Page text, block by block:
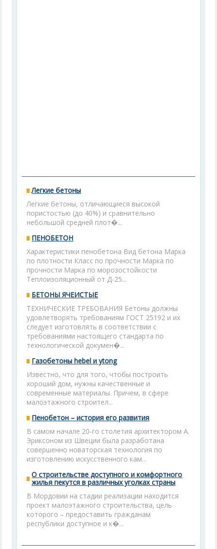
Легкие бетоны
Легкие бетоны, отличающиеся высокой
пористостью (до 40%) и сравнительно
небольшой средней плот�...
ПЕНОБЕТОН
Характеристики пенобетона Вид бетона Марка
по плотности Класс по прочности Марка по
прочности Марка по морозостойкости
Теплоизоляционный от Д-25...
БЕТОНЫ ЯЧЕИСТЫЕ
ТЕХНИЧЕСКИЕ ТРЕБОВАНИЯ Бетоны должны
удовлетворять требованиям ГОСТ 25192 и их
следует изготовлять в соответствии с
требованиями настоящего стандарта по
технологической докумен�...
Газобетоны hebel и ytong
Известно, что для того, чтобы построить
хороший дом, нужны качественные и
современные материалы. Причем, в сфере
малоэтажного строител...
Пенобетон – история его развития
В самом начале 20-го столетия архитектором А.
Эриксоном из Швеции была разработана
совершенно новаторская технология по
изготовлению искусственного кам...
О строительстве доступного и комфортного
жилья пекутся в различных уголках страны
В Мордовии на стадии реализации находится
проект малоэтажного строительства, цель
которого – предоставить гражданам
республики доступное и к�...